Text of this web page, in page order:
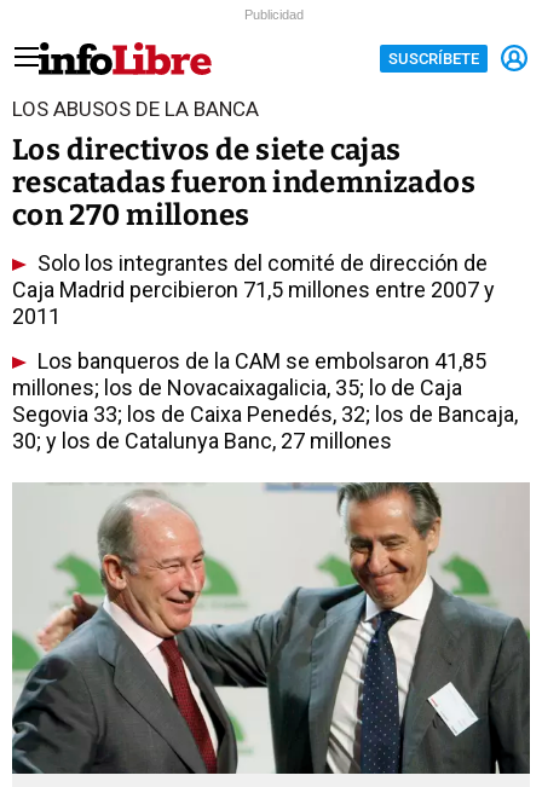
Publicidad
SUSCRÍBETE
LOS ABUSOS DE LA BANCA
Los directivos de siete cajas
rescatadas fueron indemnizados
con 270 millones
Solo los integrantes del comité de dirección de
Caja Madrid percibieron 71,5 millones entre 2007 y
2011
Los banqueros de la CAM se embolsaron 41,85
millones; los de Novacaixagalicia, 35; lo de Caja
Segovia 33; los de Caixa Penedés, 32; los de Bancaja,
30; y los de Catalunya Banc, 27 millones